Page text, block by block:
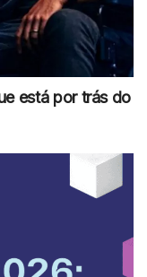
está por trás do